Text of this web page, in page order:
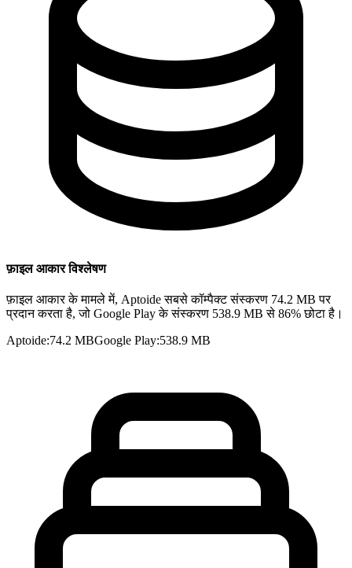
फ़ाइल आकार विश्लेषण
फ़ाइल आकार के मामले में, Aptoide सबसे कॉम्पैक्ट संस्करण 74.2 MB पर
प्रदान करता है, जो Google Play के संस्करण 538.9 MB से 86% छोटा है।
Aptoide:74.2 MBGoogle Play:538.9 MB